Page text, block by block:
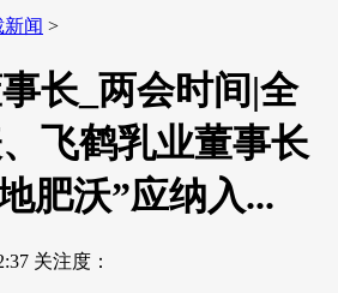
新闻 >
长_两会时间|全
飞鹤乳业董事长
肥沃”应纳入...
关注度：